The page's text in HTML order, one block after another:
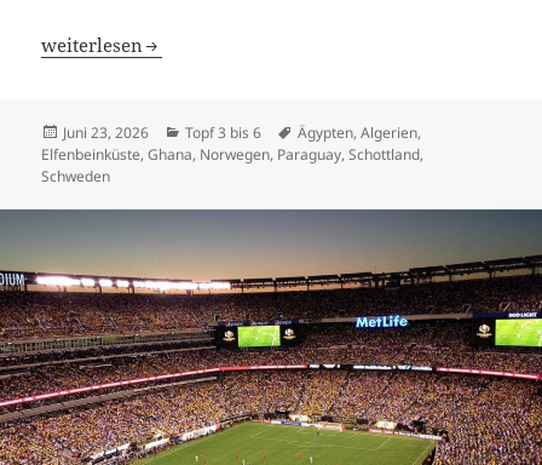
Die Revolution der Kleinen: 34 Punkte als verborgenes
weiterlesen
Veröffentlicht
am
Juni 23, 2026 Kategorien
Topf 3 bis 6 Schlagwörter
Ägypten,Algerien,
Elfenbeinküste,Ghana, Norwegen, Paraguay,Schottland,
Schweden